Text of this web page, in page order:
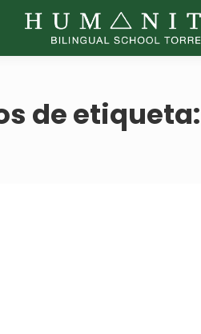
de etiqueta: